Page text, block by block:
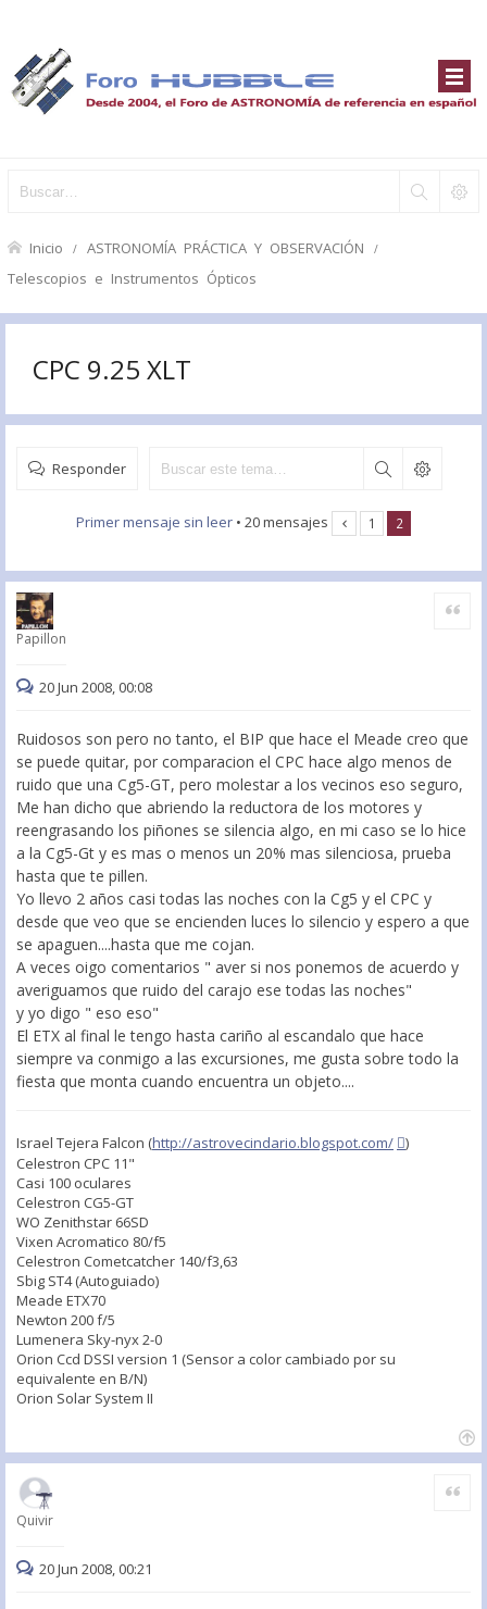
Inicio ASTRONOMÍA PRÁCTICA Y OBSERVACIÓN
Telescopios e Instrumentos Ópticos
CPC 9.25 XLT
Responder
Primer mensaje sin leer • 20 mensajes 1 2
Papillon
Citar
20 Jun 2008, 00:08
Ruidosos son pero no tanto, el BIP que hace el Meade creo que
se puede quitar, por comparacion el CPC hace algo menos de
ruido que una Cg5-GT, pero molestar a los vecinos eso seguro,
Me han dicho que abriendo la reductora de los motores y
reengrasando los piñones se silencia algo, en mi caso se lo hice
a la Cg5-Gt y es mas o menos un 20% mas silenciosa, prueba
hasta que te pillen.
Yo llevo 2 años casi todas las noches con la Cg5 y el CPC y
desde que veo que se encienden luces lo silencio y espero a que
se apaguen....hasta que me cojan.
A veces oigo comentarios " aver si nos ponemos de acuerdo y
averiguamos que ruido del carajo ese todas las noches"
y yo digo " eso eso"
El ETX al final le tengo hasta cariño al escandalo que hace
siempre va conmigo a las excursiones, me gusta sobre todo la
fiesta que monta cuando encuentra un objeto....
Israel Tejera Falcon (http://astrovecindario.blogspot.com/
)
Celestron CPC 11"
Casi 100 oculares
Celestron CG5-GT
WO Zenithstar 66SD
Vixen Acromatico 80/f5
Celestron Cometcatcher 140/f3,63
Sbig ST4 (Autoguiado)
Meade ETX70
Newton 200 f/5
Lumenera Sky-nyx 2-0
Orion Ccd DSSI version 1 (Sensor a color cambiado por su
equivalente en B/N)
Orion Solar System II
Quivir
Citar
20 Jun 2008, 00:21